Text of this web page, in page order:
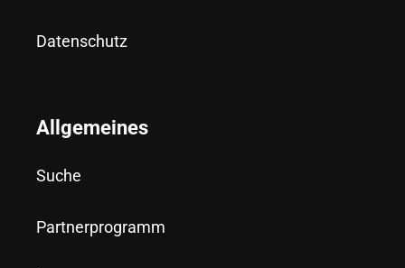
Datenschutz
Allgemeines
Suche
Partnerprogramm